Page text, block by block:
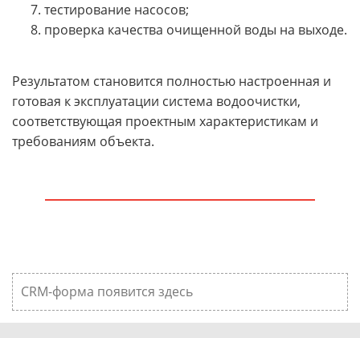
тестирование насосов;
проверка качества очищенной воды на выходе.
Результатом становится полностью настроенная и
готовая к эксплуатации система водоочистки,
соответствующая проектным характеристикам и
требованиям объекта.
CRM-форма появится здесь